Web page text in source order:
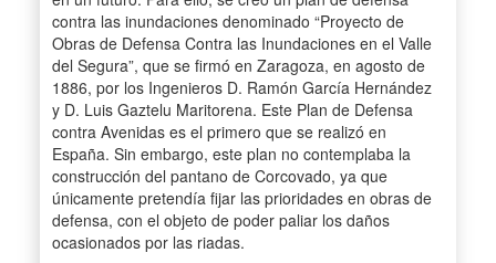
contra las inundaciones denominado “Proyecto de
Obras de Defensa Contra las Inundaciones en el Valle
del Segura”, que se firmó en Zaragoza, en agosto de
1886, por los Ingenieros D. Ramón García Hernández
y D. Luis Gaztelu Maritorena. Este Plan de Defensa
contra Avenidas es el primero que se realizó en
España. Sin embargo, este plan no contemplaba la
construcción del pantano de Corcovado, ya que
únicamente pretendía fijar las prioridades en obras de
defensa, con el objeto de poder paliar los daños
ocasionados por las riadas.